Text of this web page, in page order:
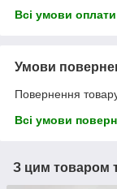
Всі умови оплати
Умови
Повернення
Всі умови
З цим товаром